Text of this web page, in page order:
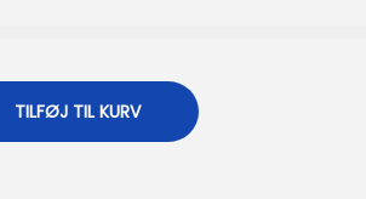
TILFØJ TIL KURV